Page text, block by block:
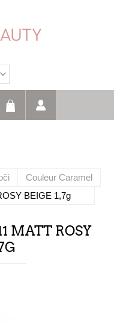
Couleur Caramel
BEIGE 1,7g
MATT ROSY